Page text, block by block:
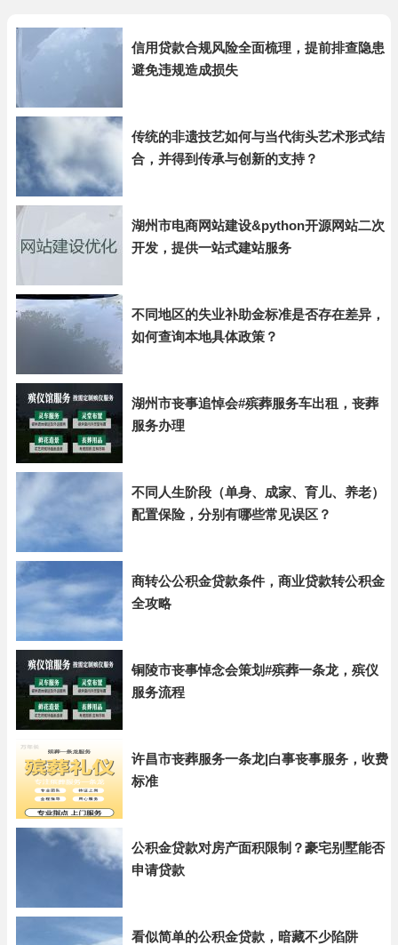
信用贷款合规风险全面梳理，提前排查隐患
避免违规造成损失
传统的非遗技艺如何与当代街头艺术形式结
合，并得到传承与创新的支持？
湖州市电商网站建设&python开源网站二次
开发，提供一站式建站服务
不同地区的失业补助金标准是否存在差异，
如何查询本地具体政策？
湖州市丧事追悼会#殡葬服务车出租，丧葬
服务办理
不同人生阶段（单身、成家、育儿、养老）
配置保险，分别有哪些常见误区？
商转公公积金贷款条件，商业贷款转公积金
全攻略
铜陵市丧事悼念会策划#殡葬一条龙，殡仪
服务流程
许昌市丧葬服务一条龙|白事丧事服务，收费
标准
公积金贷款对房产面积限制？豪宅别墅能否
申请贷款
看似简单的公积金贷款，暗藏不少陷阱